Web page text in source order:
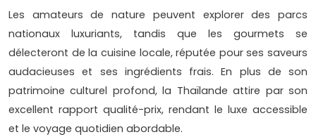
Les amateurs de nature peuvent explorer des parcs
nationaux luxuriants, tandis que les gourmets se
délecteront de la cuisine locale, réputée pour ses saveurs
audacieuses et ses ingrédients frais. En plus de son
patrimoine culturel profond, la Thaïlande attire par son
excellent rapport qualité-prix, rendant le luxe accessible
et le voyage quotidien abordable.